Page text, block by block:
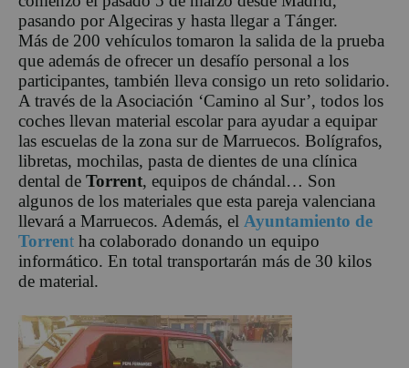
pasando por Algeciras y hasta llegar a Tánger.
Más de 200 vehículos tomaron la salida de la prueba
que además de ofrecer un desafío personal a los
participantes, también lleva consigo un reto solidario.
A través de la Asociación ‘Camino al Sur’, todos los
coches llevan material escolar para ayudar a equipar
las escuelas de la zona sur de Marruecos. Bolígrafos,
libretas, mochilas, pasta de dientes de una clínica
dental de Torrent, equipos de chándal… Son
algunos de los materiales que esta pareja valenciana
llevará a Marruecos. Además, el Ayuntamiento de
Torrent ha colaborado donando un equipo
informático. En total transportarán más de 30 kilos
de material.